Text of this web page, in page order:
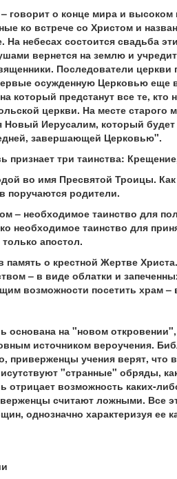
говорит о конце мира и
ко встрече со Христом и
На небесах состоится свадьба
вернется на землю и
Последователи
осужденную Церковью еще
который предстанут все те, кто
церкви. На месте старого
Новый Иерусалим, который
завершающей Церковью".
признает три таинства:
во имя Пресвятой Троицы.
поручаются родители.
– необходимое таинство для
необходимое таинство для
апостол.
память о крестной Жертве
– в виде облатки и
возможности посетить храм
основана на "новом
источником вероучения.
приверженцы учения верят,
"странные" обряды,
отрицает возможность каких-
считают ложными. Все
однозначно характеризуя ее